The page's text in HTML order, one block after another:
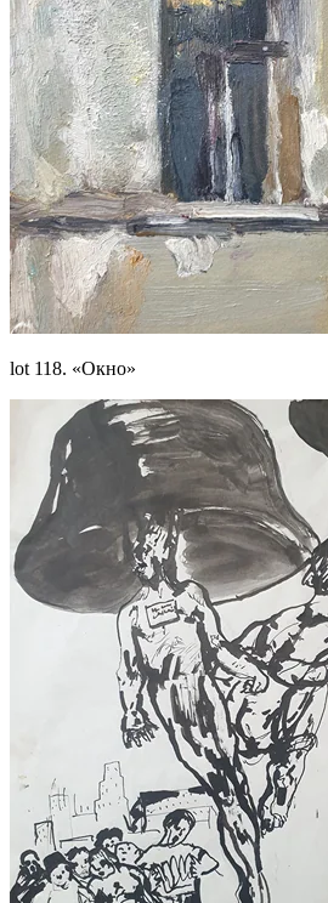
lot 118. «Окно»